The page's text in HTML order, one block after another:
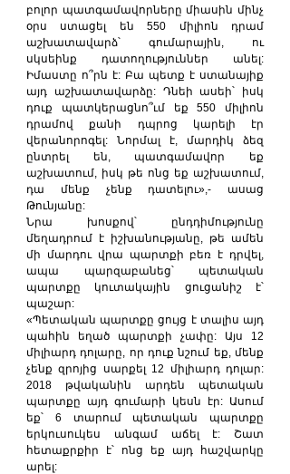
բոլոր պատգամավորները միասին մինչ
օրս ստացել են 550 միլիոն դրամ
աշխատավարձ՝ գումարային, ու
սկսեինք դատողություններ անել:
Իմաստը ո՞րն է: Բա պետք է ստանայիք
այդ աշխատավարձը: Դնեի ասեի՝ իսկ
դուք պատկերացնո՞ւմ եք 550 միլիոն
դրամով քանի դպրոց կարելի էր
վերանորոգել: Նորմալ է, մարդիկ ձեզ
ընտրել են, պատգամավոր եք
աշխատում, իսկ թե ոնց եք աշխատում,
դա մենք չենք դատելու»,- ասաց
Թունյանը:
Նրա խոսքով՝ ընդդիմությունը
մեղադրում է իշխանությանը, թե ամեն
մի մարդու վրա պարտքի բեռ է դրվել,
ապա պարզաբանեց՝ պետական
պարտքը կուտակային ցուցանիշ է՝
պաշար:
«Պետական պարտքը ցույց է տալիս այդ
պահին եղած պարտքի չափը: Այս 12
միլիարդ դոլարը, որ դուք նշում եք, մենք
չենք զրոյից սարքել 12 միլիարդ դոլար:
2018 թվականին արդեն պետական
պարտքը այդ գումարի կեսն էր: Ասում
եք՝ 6 տարում պետական պարտքը
երկուսուկես անգամ աճել է: Շատ
հետաքրքիր է՝ ոնց եք այդ հաշվարկը
արել: